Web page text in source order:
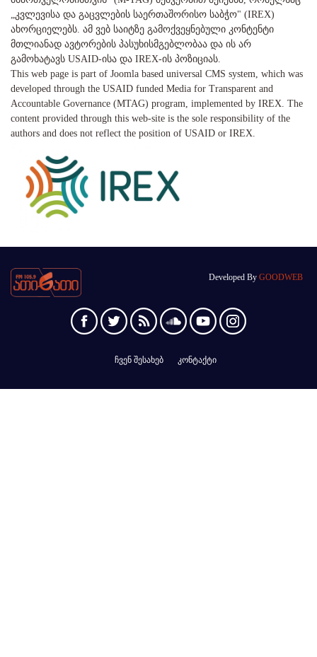
„კვლევისა და გაცვლების საერთაშორისო საბჭო" (IREX)
ახორციელებს. ამ ვებ საიტზე გამოქვეყნებული კონტენტი
მთლიანად ავტორების პასუხისმგებლობაა და ის არ
გამოხატავს USAID-ისა და IREX-ის პოზიციას.
This web page is part of Joomla based universal CMS system, which was
developed through the USAID funded Media for Transparent and
Accountable Governance (MTAG) program, implemented by IREX. The
content provided through this web-site is the sole responsibility of the
authors and does not reflect the position of USAID or IREX.
Developed By GOODWEB
ჩვენ შესახებ კონტაქტი